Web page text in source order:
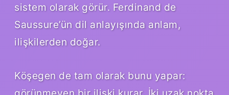
sistem olarak görür. Ferdinand de
Saussure’ün dil anlayışında anlam,
ilişkilerden doğar.
Köşegen de tam olarak bunu yapar: